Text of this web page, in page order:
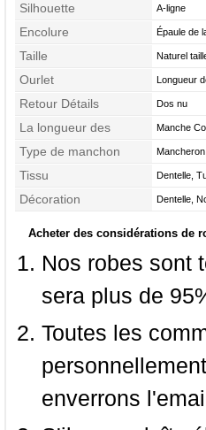
Silhouette A-ligne
Encolure Épaule de
Taille Naturel
Ourlet Longueur
Retour Détails Dos nu
La longueur des
manches
Manche
Type de manchon Mancheron
Tissu Dentelle,
Décoration Dentelle,
Acheter des considérations de
Nos robes sont
sera plus de
Toutes les
enverrons